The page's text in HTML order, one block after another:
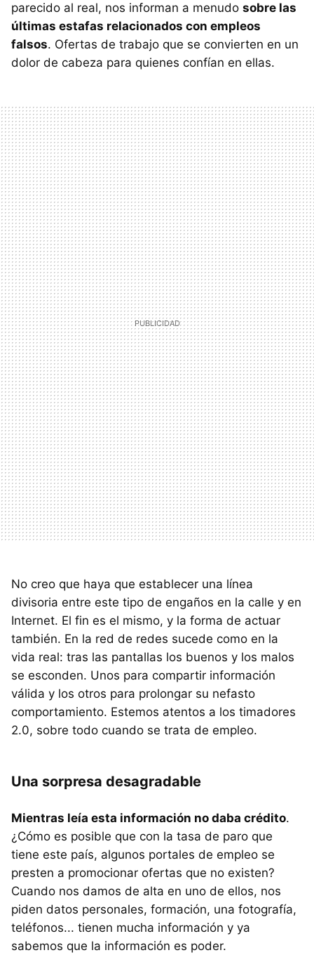
parecido al real, nos informan a menudo sobre las
últimas estafas relacionados con empleos
falsos. Ofertas de trabajo que se convierten en un
dolor de cabeza para quienes confían en ellas.
No creo que haya que establecer una línea
divisoria entre este tipo de engaños en la calle y en
Internet. El fin es el mismo, y la forma de actuar
también. En la red de redes sucede como en la
vida real: tras las pantallas los buenos y los malos
se esconden. Unos para compartir información
válida y los otros para prolongar su nefasto
comportamiento. Estemos atentos a los timadores
2.0, sobre todo cuando se trata de empleo.
Una sorpresa desagradable
Mientras leía esta información no daba crédito.
¿Cómo es posible que con la tasa de paro que
tiene este país, algunos portales de empleo se
presten a promocionar ofertas que no existen?
Cuando nos damos de alta en uno de ellos, nos
piden datos personales, formación, una fotografía,
teléfonos... tienen mucha información y ya
sabemos que la información es poder.